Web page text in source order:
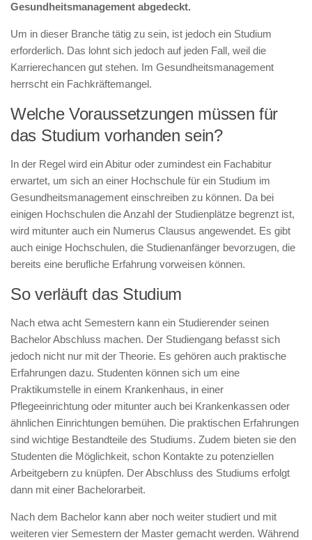
Gesundheitsmanagement abgedeckt.
Um in dieser Branche tätig zu sein, ist jedoch ein Studium
erforderlich. Das lohnt sich jedoch auf jeden Fall, weil die
Karrierechancen gut stehen. Im Gesundheitsmanagement
herrscht ein Fachkräftemangel.
Welche Voraussetzungen müssen für
das Studium vorhanden sein?
In der Regel wird ein Abitur oder zumindest ein Fachabitur
erwartet, um sich an einer Hochschule für ein Studium im
Gesundheitsmanagement einschreiben zu können. Da bei
einigen Hochschulen die Anzahl der Studienplätze begrenzt ist,
wird mitunter auch ein Numerus Clausus angewendet. Es gibt
auch einige Hochschulen, die Studienanfänger bevorzugen, die
bereits eine berufliche Erfahrung vorweisen können.
So verläuft das Studium
Nach etwa acht Semestern kann ein Studierender seinen
Bachelor Abschluss machen. Der Studiengang befasst sich
jedoch nicht nur mit der Theorie. Es gehören auch praktische
Erfahrungen dazu. Studenten können sich um eine
Praktikumstelle in einem Krankenhaus, in einer
Pflegeeinrichtung oder mitunter auch bei Krankenkassen oder
ähnlichen Einrichtungen bemühen. Die praktischen Erfahrungen
sind wichtige Bestandteile des Studiums. Zudem bieten sie den
Studenten die Möglichkeit, schon Kontakte zu potenziellen
Arbeitgebern zu knüpfen. Der Abschluss des Studiums erfolgt
dann mit einer Bachelorarbeit.
Nach dem Bachelor kann aber noch weiter studiert und mit
weiteren vier Semestern der Master gemacht werden. Während